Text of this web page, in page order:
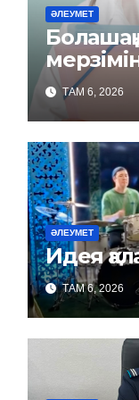
ӘЛЕУМЕТ
Болашақ
ТАМ 6, 2026
ӘЛЕУМЕТ
Идея
ТАМ 6, 2026